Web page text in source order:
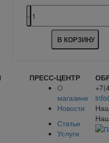
В КОРЗИНУ
ПРЕСС-ЦЕНТР
О
магазине
Новости
Статьи
Услуги